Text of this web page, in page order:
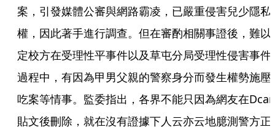
案，引發媒體公審與網路霸凌，已嚴重侵害兒少隱私
權，因此著手進行調查。但在審酌相關事證後，難以
定校方在受理性平事件以及草屯分局受理性侵害事件
過程中，有因為甲男父親的警察身分而發生權勢施壓
吃案等情事。監委指出，各界不能只因為網友在
貼文後刪除，就在沒有證據下人云亦云地臆測警方正